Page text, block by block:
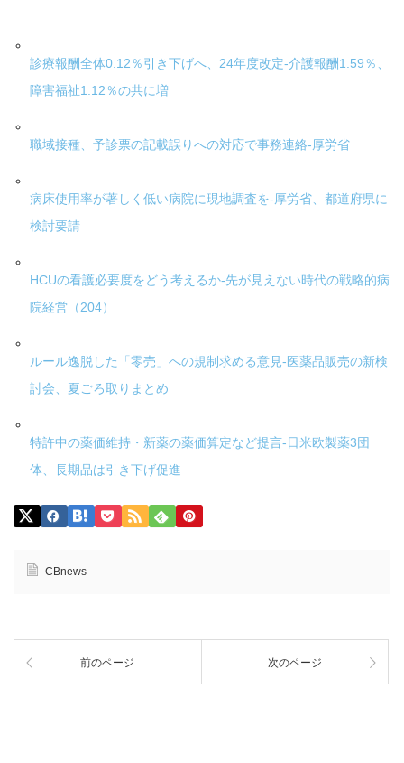
診療報酬全体0.12％引き下げへ、24年度改定-介護報酬1.59％、
障害福祉1.12％の共に増
職域接種、予診票の記載誤りへの対応で事務連絡-厚労省
病床使用率が著しく低い病院に現地調査を-厚労省、都道府県に
検討要請
HCUの看護必要度をどう考えるか-先が見えない時代の戦略的病
院経営（204）
ルール逸脱した「零売」への規制求める意見-医薬品販売の新検
討会、夏ごろ取りまとめ
特許中の薬価維持・新薬の薬価算定など提言-日米欧製薬3団
体、長期品は引き下げ促進
CBnews
前のページ 次のページ